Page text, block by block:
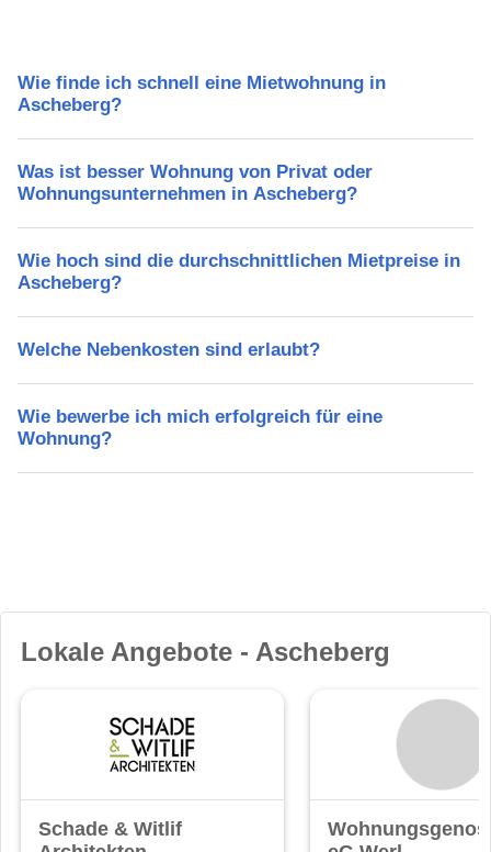
Wie finde ich schnell eine Mietwohnung in
Ascheberg?
Was ist besser Wohnung von Privat oder
Wohnungsunternehmen in Ascheberg?
Wie hoch sind die durchschnittlichen Mietpreise in
Ascheberg?
Welche Nebenkosten sind erlaubt?
Wie bewerbe ich mich erfolgreich für eine
Wohnung?
Lokale Angebote - Ascheberg
Schade & Witlif